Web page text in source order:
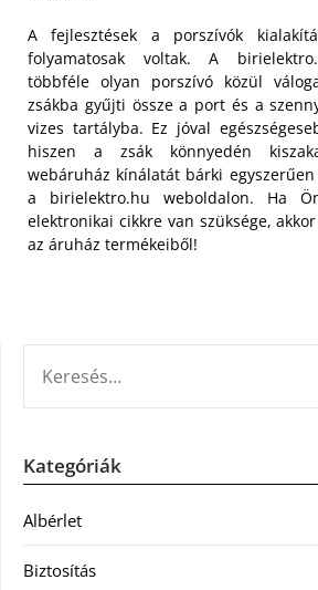
A fejlesztések a porszívók
folyamatosak voltak. A
többféle olyan porszívó közül
zsákba gyűjti össze a port és a
vizes tartályba. Ez jóval
hiszen a zsák könnyedén
webáruház kínálatát bárki
a birielektro.hu weboldalon. Ha
elektronikai cikkre van szüksége,
az áruház termékeiből!
Kategóriák
Albérlet
Biztosítás